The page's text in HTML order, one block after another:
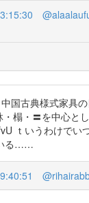
国古典様式家具
榻・〓を中心と
ｔいうわけでい
る……